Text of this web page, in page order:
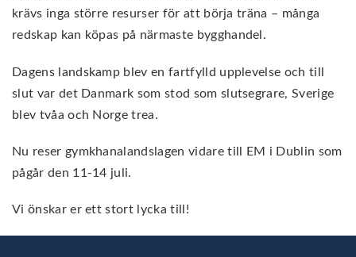
krävs inga större resurser för att börja träna – många
redskap kan köpas på närmaste bygghandel.
Dagens landskamp blev en fartfylld upplevelse och till
slut var det Danmark som stod som slutsegrare, Sverige
blev tvåa och Norge trea.
Nu reser gymkhanalandslagen vidare till EM i Dublin som
pågår den 11-14 juli.
Vi önskar er ett stort lycka till!